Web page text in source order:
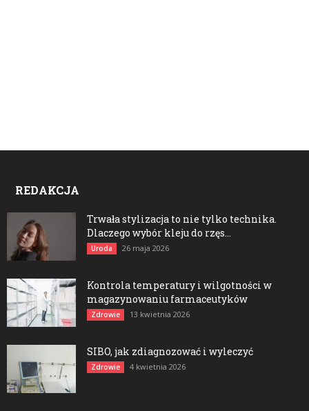
REDAKCJA
Trwała stylizacja to nie tylko technika.
Dlaczego wybór kleju do rzęs...
Uroda 26 maja 2026
Kontrola temperatury i wilgotności w
magazynowaniu farmaceutyków
Zdrowie 13 kwietnia 2026
SIBO, jak zdiagnozować i wyleczyć
Zdrowie 4 kwietnia 2026